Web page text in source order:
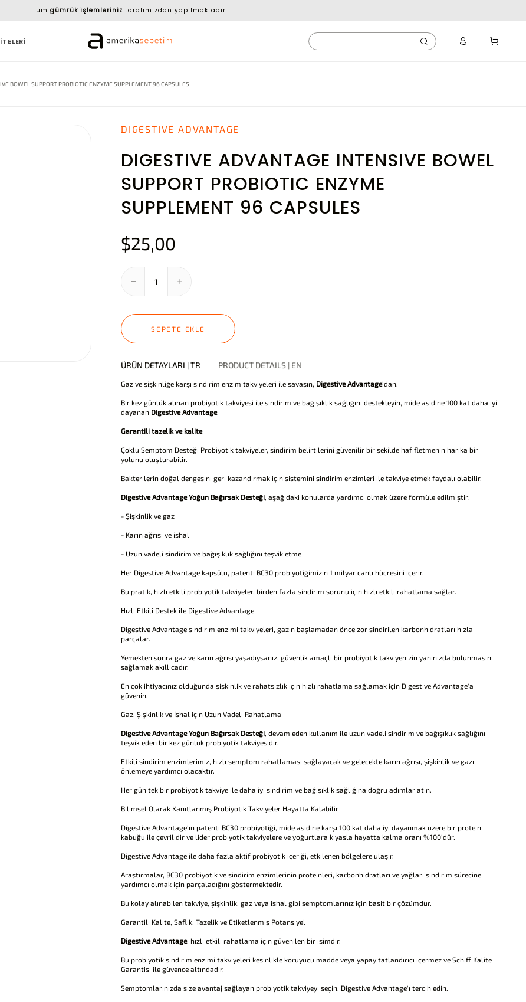
Tüm gümrük işlemleriniz tarafımızdan yapılmaktadır.
BOWEL SUPPORT PROBIOTIC ENZYME SUPPLEMENT 96 CAPSULES
DIGESTIVE ADVANTAGE
DIGESTIVE ADVANTAGE INTENSIVE BOWEL
SUPPORT PROBIOTIC ENZYME
SUPPLEMENT 96 CAPSULES
$25,00
SEPETE EKLE
ÜRÜN DETAYLARI | TR PRODUCT DETAILS | EN
Gaz ve şişkinliğe karşı sindirim enzim takviyeleri ile savaşın, Digestive Advantage'dan.
Bir kez günlük alınan probiyotik takviyesi ile sindirim ve bağışıklık sağlığını destekleyin, mide asidine 100 kat daha iyi
dayanan Digestive Advantage.
Garantili tazelik ve kalite
Çoklu Semptom Desteği Probiyotik takviyeler, sindirim belirtilerini güvenilir bir şekilde hafifletmenin harika bir
yolunu oluşturabilir.
Bakterilerin doğal dengesini geri kazandırmak için sistemini sindirim enzimleri ile takviye etmek faydalı olabilir.
Digestive Advantage Yoğun Bağırsak Desteği, aşağıdaki konularda yardımcı olmak üzere formüle edilmiştir:
- Şişkinlik ve gaz
- Karın ağrısı ve ishal
- Uzun vadeli sindirim ve bağışıklık sağlığını teşvik etme
Her Digestive Advantage kapsülü, patenti BC30 probiyotiğimizin 1 milyar canlı hücresini içerir.
Bu pratik, hızlı etkili probiyotik takviyeler, birden fazla sindirim sorunu için hızlı etkili rahatlama sağlar.
Hızlı Etkili Destek ile Digestive Advantage
Digestive Advantage sindirim enzimi takviyeleri, gazın başlamadan önce zor sindirilen karbonhidratları hızla
parçalar.
Yemekten sonra gaz ve karın ağrısı yaşadıysanız, güvenlik amaçlı bir probiyotik takviyenizin yanınızda bulunmasını
sağlamak akıllıcadır.
En çok ihtiyacınız olduğunda şişkinlik ve rahatsızlık için hızlı rahatlama sağlamak için Digestive Advantage'a
güvenin.
Gaz, Şişkinlik ve İshal için Uzun Vadeli Rahatlama
Digestive Advantage Yoğun Bağırsak Desteği, devam eden kullanım ile uzun vadeli sindirim ve bağışıklık sağlığını
teşvik eden bir kez günlük probiyotik takviyesidir.
Etkili sindirim enzimlerimiz, hızlı semptom rahatlaması sağlayacak ve gelecekte karın ağrısı, şişkinlik ve gazı
önlemeye yardımcı olacaktır.
Her gün tek bir probiyotik takviye ile daha iyi sindirim ve bağışıklık sağlığına doğru adımlar atın.
Bilimsel Olarak Kanıtlanmış Probiyotik Takviyeler Hayatta Kalabilir
Digestive Advantage'ın patenti BC30 probiyotiği, mide asidine karşı 100 kat daha iyi dayanmak üzere bir protein
kabuğu ile çevrilidir ve lider probiyotik takviyelere ve yoğurtlara kıyasla hayatta kalma oranı %100'dür.
Digestive Advantage ile daha fazla aktif probiyotik içeriği, etkilenen bölgelere ulaşır.
Araştırmalar, BC30 probiyotik ve sindirim enzimlerinin proteinleri, karbonhidratları ve yağları sindirim sürecine
yardımcı olmak için parçaladığını göstermektedir.
Bu kolay alınabilen takviye, şişkinlik, gaz veya ishal gibi semptomlarınız için basit bir çözümdür.
Garantili Kalite, Saflık, Tazelik ve Etiketlenmiş Potansiyel
Digestive Advantage, hızlı etkili rahatlama için güvenilen bir isimdir.
Bu probiyotik sindirim enzimi takviyeleri kesinlikle koruyucu madde veya yapay tatlandırıcı içermez ve Schiff Kalite
Garantisi ile güvence altındadır.
Semptomlarınızda size avantaj sağlayan probiyotik takviyeyi seçin, Digestive Advantage'ı tercih edin.